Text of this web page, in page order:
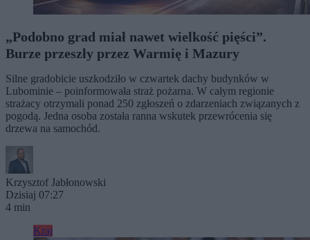
„Podobno grad miał nawet wielkość pięści”.
Burze przeszły przez Warmię i Mazury
Silne gradobicie uszkodziło w czwartek dachy budynków w
Lubominie – poinformowała straż pożarna. W całym regionie
strażacy otrzymali ponad 250 zgłoszeń o zdarzeniach związanych z
pogodą. Jedna osoba została ranna wskutek przewrócenia się
drzewa na samochód.
Krzysztof Jabłonowski
Dzisiaj 07:27
4 min
Kraj